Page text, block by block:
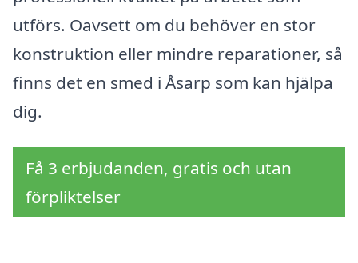
utförs. Oavsett om du behöver en stor
konstruktion eller mindre reparationer, så
finns det en smed i Åsarp som kan hjälpa
dig.
Få 3 erbjudanden, gratis och utan
förpliktelser